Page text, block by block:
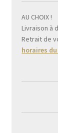
AU CHOIX !
Livraison à
Retrait de
horaires